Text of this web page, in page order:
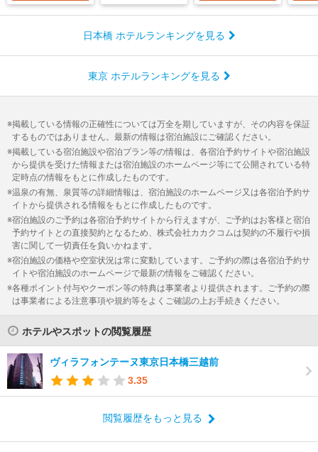
日本橋 ホテルランキングを見る
東京 ホテルランキングを見る
掲載している情報の正確性については万全を期していますが、その内容を保証
するものではありません。最新の情報は宿泊施設にご確認ください。
掲載している宿泊施設や宿泊プラン等の情報は、各宿泊予約サイトや宿泊施設
から提供を受けた情報または宿泊施設のホームページ等にて公開されている特
定時点の情報をもとに作成したものです。
温泉の有無、泉質等の詳細情報は、宿泊施設のホームページ又は各宿泊予約サ
イトから提供される情報をもとに作成したものです。
宿泊施設のご予約は各宿泊予約サイトから行えますが、ご予約はお客様と宿泊
予約サイトとの直接契約となるため、株式会社カカクコムは契約の不履行や損
害に関して一切責任を負いかねます。
宿泊施設の価格や空室状況は常に変動しています。ご予約の際は各宿泊予約サ
イトや宿泊施設のホームページで最新の情報をご確認ください。
各種ポイント付与やクーポン等の特典は事業者より提供されます。ご予約の際
は事業者による注意事項や規約等をよくご確認の上お手続きください。
ホテルやスポットの閲覧履歴
ヴィラフォンテーヌ東京日本橋三越前
3.35
閲覧履歴をもっと見る